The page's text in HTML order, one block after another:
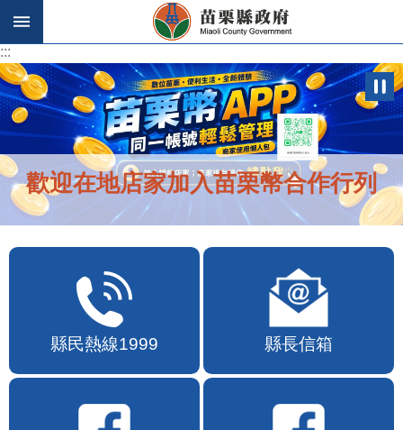
跳到主要內容區塊
:::
:::
歡迎在地店家加入苗栗幣合作行列
縣民熱線1999 縣長信箱